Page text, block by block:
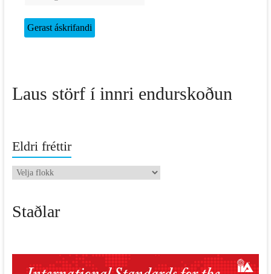
Laus störf í innri endurskoðun
Eldri fréttir
Eldri
Staðlar